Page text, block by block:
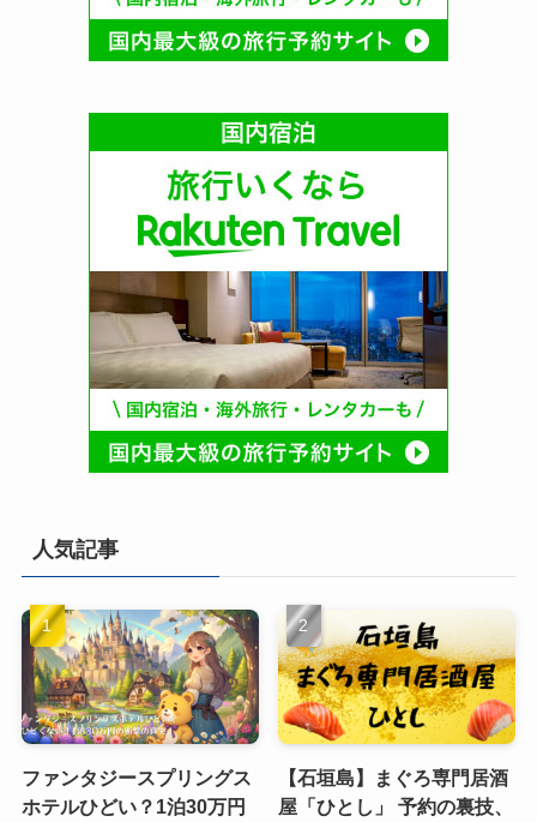
人気記事
ファンタジースプリングス
ホテルひどい？1泊30万円
【石垣島】まぐろ専門居酒
屋「ひとし」 予約の裏技、